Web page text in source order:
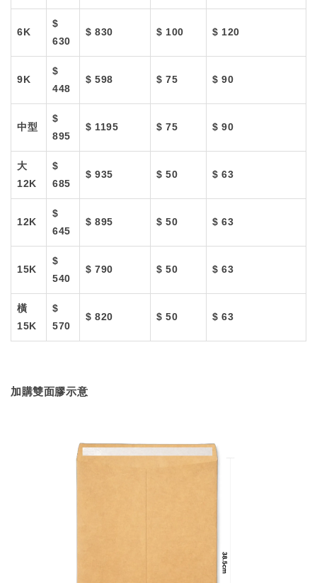
6K
$
630
$ 830 $ 100 $ 120
9K
$
448
$ 598 $ 75 $ 90
中型
$
895
$ 1195 $ 75 $ 90
大
12K
$
685
$ 935 $ 50 $ 63
12K
$
645
$ 895 $ 50 $ 63
15K
$
540
$ 790 $ 50 $ 63
橫
15K
$
570
$ 820 $ 50 $ 63
加購雙面膠示意